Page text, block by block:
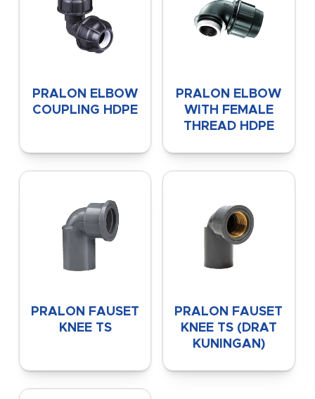
PRALON ELBOW
COUPLING HDPE
PRALON ELBOW
WITH FEMALE
THREAD HDPE
PRALON FAUSET
KNEE TS
PRALON FAUSET
KNEE TS (DRAT
KUNINGAN)